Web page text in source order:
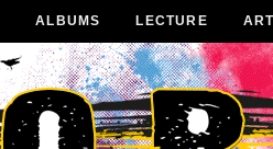
ALBUMS LECTURE